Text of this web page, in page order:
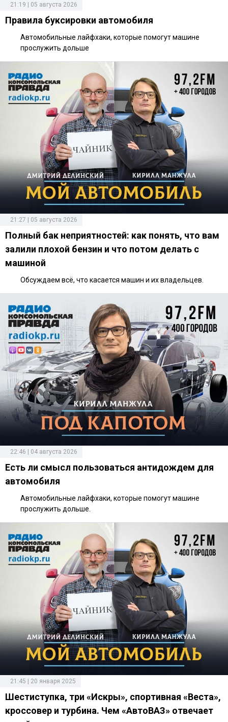
21:19 | 05 августа 2026
Правила буксировки автомобиля
Автомобильные лайфхаки, которые помогут машине
прослужить дольше
21:27 | 05 августа 2026
Полный бак неприятностей: как понять, что вам
залили плохой бензин и что потом делать с
машиной
Обсуждаем всё, что касается машин и их владельцев.
22:46 | 04 августа 2026
Есть ли смысл пользоваться антидождем для
автомобиля
Автомобильные лайфхаки, которые помогут машине
прослужить дольше.
21:45 | 20 января 2025
Шестиступка, три «Искры», спортивная «Веста»,
кроссовер и турбина. Чем «АвтоВАЗ» отвечает